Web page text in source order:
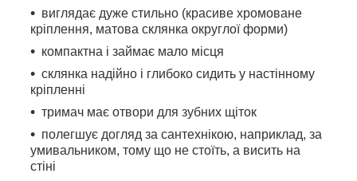
виглядає дуже стильно (красиве хромоване
кріплення, матова склянка округлої форми)
компактна і займає мало місця
склянка надійно і глибоко сидить у настінному
кріпленні
тримач має отвори для зубних щіток
полегшує догляд за сантехнікою, наприклад, за
умивальником, тому що не стоїть, а висить на
стіні